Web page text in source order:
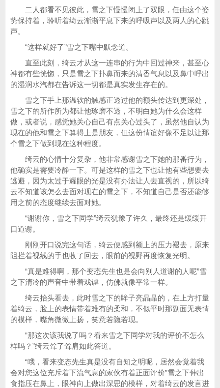
二人都看不见彼此，雪之下慢慢闭上了双眼，任由这个姿
势保持着，聆听着绮云渐渐平息下来的呼吸声以及两人的心跳
声。
“这样就好了”雪之下嘴中默念道。
直至此刻，绮云才从这一连串的行为中回过神来，甚至心
神都有些恍惚，只是雪之下扑鼻而来的清香气息以及鼻中呼出
的湿润水汽都在告诉这一切都是真实发生存在的。
雪之下手上那温软的触感正透过他的额头传达到更深处，
雪之下的所作所为都让他琢磨不透，不明白她为什么会这样
做，或者说，感觉她关心自己有点关心过头了，虽然他自认为
现在的他和雪之下算得上是朋友，但这份情谊好像不足以让那
个雪之下做到现在这种程度。
绮云的心情十分复杂，他非常感谢雪之下她的那番行为，
他确实是需要冷静一下。可是这样的雪之下也让他有些想要去
逃避，因为太过于耀眼的光是没有办法让人去直视的，所以绮
云不知道该怎么去面对现在的雪之下，不知道自己是否还能够
用之前的态度继续去面对她。
“谢谢你，雪之下同学”绮云犹豫了许久，最终还是缓缓开
口道谢。
刚刚开口说完这句话，绮云便感到额上的压力褪去，原来
阻拦着视线的手也收了回去，眼前的视野再度恢复光明。
“真是难得啊，那个变态先生也是会向别人道谢的人呢”雪
之下清冷的声音中带着戏谑，仿佛就像平常一样。
绮云抬头看去，此时雪之下的眸子亮晶晶的，在上方打量
着绮云，脸上的表情带着难有的柔和，不似平时那副面无表情
的模样，嘴角微微上扬，笑意若隐若现。
“那这次该我说了吗？看来雪之下同学对我的评价不怎么
样吗？”绮云耸了耸肩如此答道。
“哦，看来变态先生真是没有自知之明呢，居然会觉着我
会对您这位充斥着下流气息的家伙有着正面评价”雪之下伸出
食指压在鼻上，眼神向上做出深思的模样，对着绮云的发言进